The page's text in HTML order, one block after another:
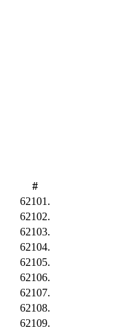
#
62101.
62102.
62103.
62104.
62105.
62106.
62107.
62108.
62109.